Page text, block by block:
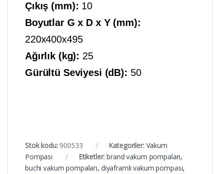
Çıkış (mm): 10
Boyutlar G x D x Y (mm):
220x400x495
Ağırlık (kg): 25
Gürültü Seviyesi (dB): 50
Stok kodu: 900533 Kategoriler: Vakum
Pompası
Etiketler:brand vakum pompaları,
buchi vakum pompaları, diyaframlı vakum pompası,